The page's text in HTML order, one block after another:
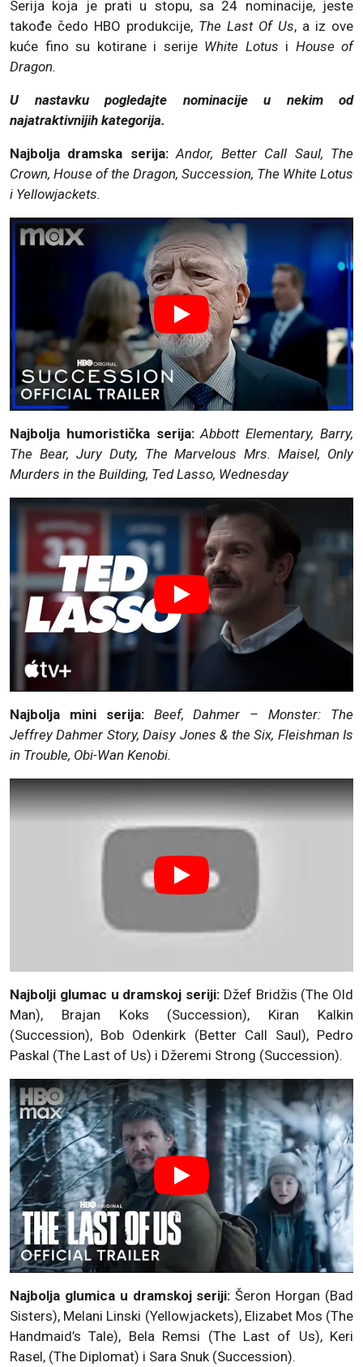
Serija koja je prati u stopu, sa 24 nominacije, jeste
takođe čedo HBO produkcije, The Last Of Us, a iz ove
kuće fino su kotirane i serije White Lotus i House of
Dragon.
U nastavku pogledajte nominacije u nekim od
najatraktivnijih kategorija.
Najbolja dramska serija: Andor, Better Call Saul, The
Crown, House of the Dragon, Succession, The White Lotus
i Yellowjackets.
Najbolja humoristička serija: Abbott Elementary, Barry,
The Bear, Jury Duty, The Marvelous Mrs. Maisel, Only
Murders in the Building, Ted Lasso, Wednesday
Najbolja mini serija:
Beef, Dahmer – Monster: The
Jeffrey Dahmer Story, Daisy Jones & the Six, Fleishman Is
in Trouble, Obi-Wan Kenobi.
Najbolji glumac u dramskoj seriji: Džef Bridžis (The Old
Man), Brajan Koks (Succession), Kiran Kalkin
(Succession), Bob Odenkirk (Better Call Saul), Pedro
Paskal (The Last of Us) i Džeremi Strong (Succession).
Najbolja glumica u dramskoj seriji:Šeron Horgan (Bad
Sisters), Melani Linski (Yellowjackets), Elizabet Mos (The
Handmaid’s Tale), Bela Remsi (The Last of Us), Keri
Rasel, (The Diplomat) i Sara Snuk (Succession).